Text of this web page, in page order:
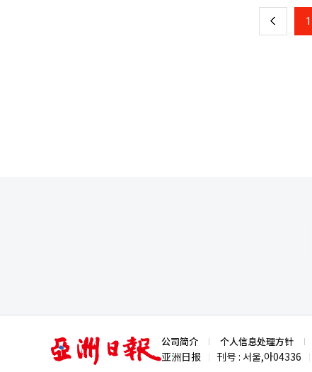
清扫机在生产线周围移动，管理微小的灰尘。 投森咖啡计划以APP为前哨基地，
咖啡的美式咖啡销量达4900
伙支付费用、委托作弊或代考的101名中国籍考生立案调
韩国高校、研究生院、奖学金，办
年10月至去年11月，在小红书
上 1
亚
洲
日
公司简介 个人信息处理方针
亚洲日报 刊号 : 서울,아04336